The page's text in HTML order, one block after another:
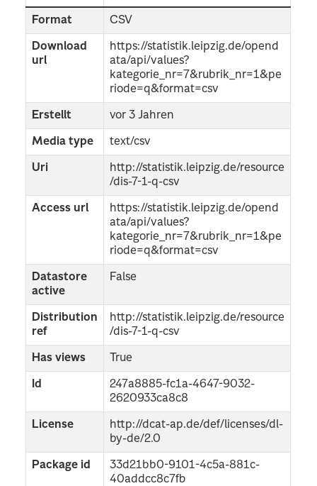
Format CSV
Download
url
https://statistik.leipzig.de/opend
ata/api/values?
kategorie_nr=7&rubrik_nr=1&pe
riode=q&format=csv
Erstellt vor 3 Jahren
Media type text/csv
Uri
http://statistik.leipzig.de/resource
/dis-7-1-q-csv
Access url
https://statistik.leipzig.de/opend
ata/api/values?
kategorie_nr=7&rubrik_nr=1&pe
riode=q&format=csv
Datastore
active
False
Distribution
ref
http://statistik.leipzig.de/resource
/dis-7-1-q-csv
Has views True
Id
247a8885-fc1a-4647-9032-
2620933ca8c8
License
http://dcat-ap.de/def/licenses/dl-
by-de/2.0
Package id
33d21bb0-9101-4c5a-881c-
40addcc8c7fb